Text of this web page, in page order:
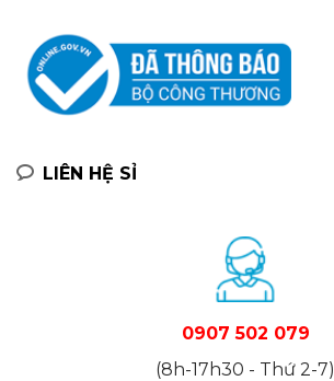
LIÊN HỆ SỈ
0907 502 079
(8h-17h30 - Thứ 2-7)